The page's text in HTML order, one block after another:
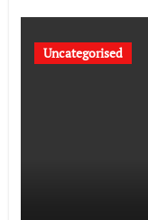
Uncategorised